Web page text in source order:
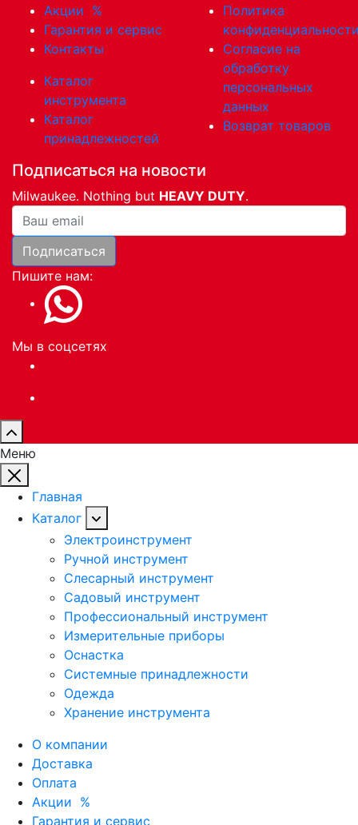
Акции %
Гарантия и сервис
Контакты
Каталог
инструмента
Каталог
принадлежностей
Политика
Согласие на
обработку
персональных
данных
Возврат товаров
Подписаться на новости
Milwaukee. Nothing but HEAVY DUTY.
Ваша почта
Подписаться
Пишите нам:
Мы в соцсетях
Меню
Главная
Каталог
Электроинструмент
Ручной инструмент
Слесарный инструмент
Садовый инструмент
Профессиональный инструмент
Измерительные приборы
Оснастка
Системные принадлежности
Одежда
Хранение инструмента
О компании
Доставка
Оплата
Акции %
Гарантия и сервис